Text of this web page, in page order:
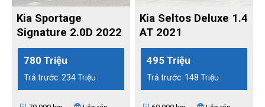
Kia Sportage
Signature 2.0D 2022
780 Triệu
Trả trước: 234 Triệu
Kia Seltos Deluxe 1.4
AT 2021
495 Triệu
Trả trước: 148 Triệu